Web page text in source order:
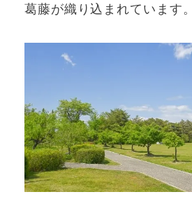
葛藤が織り込まれています。